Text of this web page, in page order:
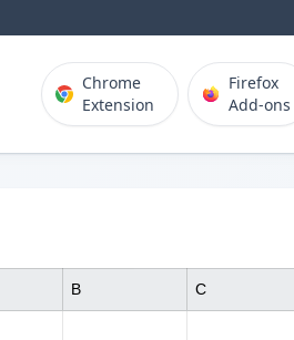
Chrome
Extension
Firefox
Add-ons
B C